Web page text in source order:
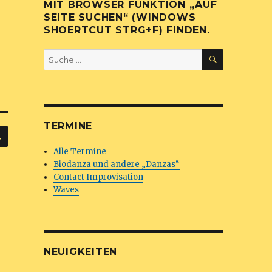
SUCHEN
MIT BROWSER FUNKTION „AUF
SEITE SUCHEN“ (WINDOWS
SHOERTCUT STRG+F) FINDEN.
Suche
nach:
SUCHEN
TERMINE
Alle Termine
Biodanza und andere „Danzas“
Contact Improvisation
Waves
NEUIGKEITEN